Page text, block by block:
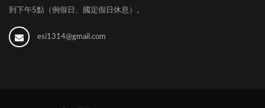
到下午5點（例假日、國定假日休息）。
esi1314@gmail.com